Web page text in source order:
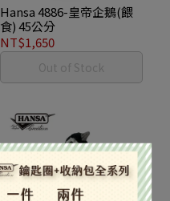
Hansa 4886-皇帝企鵝(餵
食) 45公分
NT$1,650
Out of Stock